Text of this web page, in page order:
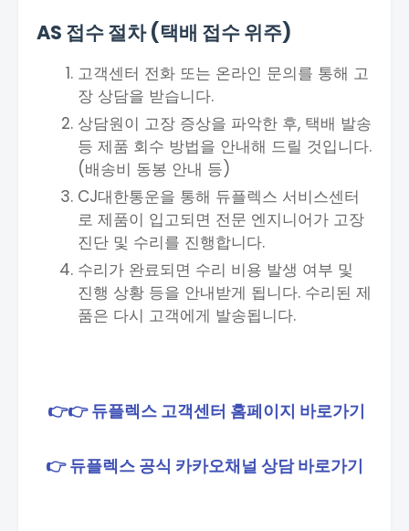
AS 접수 절차 (택배 접수 위주)
고객센터 전화 또는 온라인 문의를 통해 고
장 상담을 받습니다.
상담원이 고장 증상을 파악한 후, 택배 발송
등 제품 회수 방법을 안내해 드릴 것입니다.
(배송비 동봉 안내 등)
CJ대한통운을 통해 듀플렉스 서비스센터
로 제품이 입고되면 전문 엔지니어가 고장
진단 및 수리를 진행합니다.
수리가 완료되면 수리 비용 발생 여부 및
진행 상황 등을 안내받게 됩니다. 수리된 제
품은 다시 고객에게 발송됩니다.
👉👉 듀플렉스 고객센터 홈페이지 바로가기
👉 듀플렉스 공식 카카오채널 상담 바로가기